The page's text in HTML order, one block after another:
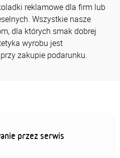
reklamowe dla firm lub
Wszystkie nasze
dla których smak dobrej
wyrobu jest
zakupie podarunku.
przez serwis